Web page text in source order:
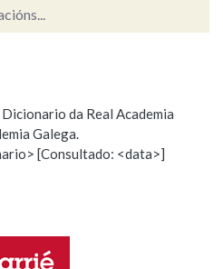
un erro na palabra
da Real Academia
Galega.
[Consultado: <data>]